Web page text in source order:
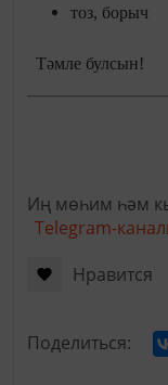
тоз, борыч
Тәмле булсын!
Иң мөһим һәм
Telegram-
Нравится
Поделиться: